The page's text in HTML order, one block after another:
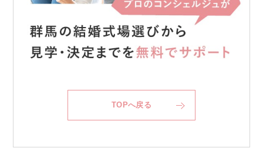
TOPへ戻る